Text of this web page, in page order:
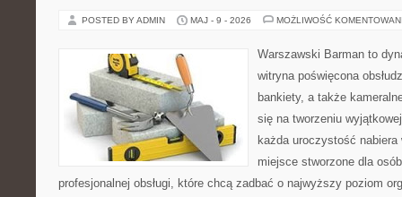
POSTED BY ADMIN MAJ - 9 - 2026 MOŻLIWOŚĆ
Warszawski Barman to
witryna poświęcona
bankiety, a także
się na tworzeniu
każda uroczystość
miejsce stworzone dla
profesjonalnej obsługi, które chcą zadbać o najwyższy poziom